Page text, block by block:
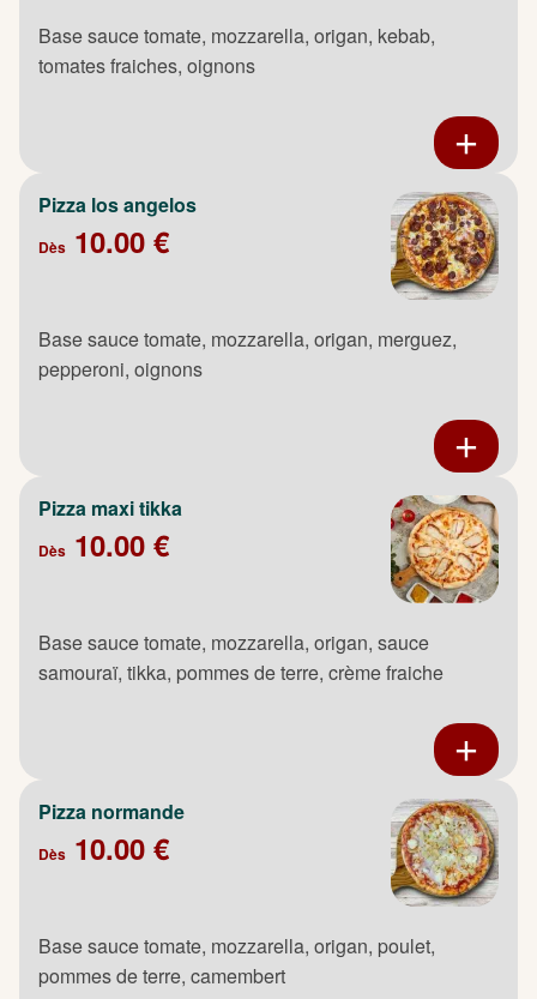
Base sauce tomate, mozzarella, origan, kebab,
tomates fraiches, oignons
Pizza los angelos
Dès 10.00 €
Base sauce tomate, mozzarella, origan, merguez,
pepperoni, oignons
Pizza maxi tikka
Dès 10.00 €
Base sauce tomate, mozzarella, origan, sauce
samouraï, tikka, pommes de terre, crème fraiche
Pizza normande
Dès 10.00 €
Base sauce tomate, mozzarella, origan, poulet,
pommes de terre, camembert